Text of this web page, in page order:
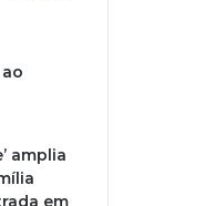
amplia
em